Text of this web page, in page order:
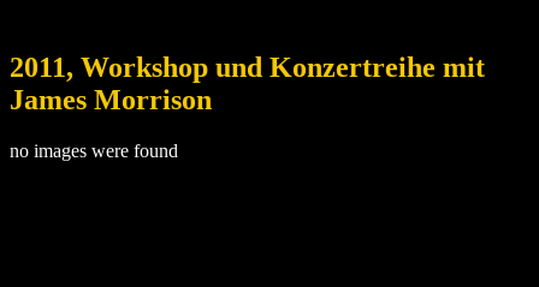
2011, Workshop und Konzertreihe mit
James Morrison
no images were found